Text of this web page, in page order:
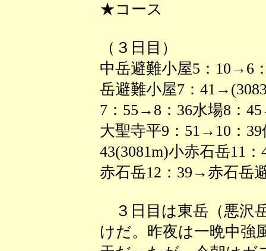
★コース
（３日目）
中岳避難小屋5：10→6
岳避難小屋7：
7：55→8：36水場8：
大聖寺平9：51→10：
43(3081m)小赤石岳11
赤石岳12：39→赤石岳
３日目は東岳（悪沢
けだ。昨夜は一晩中強